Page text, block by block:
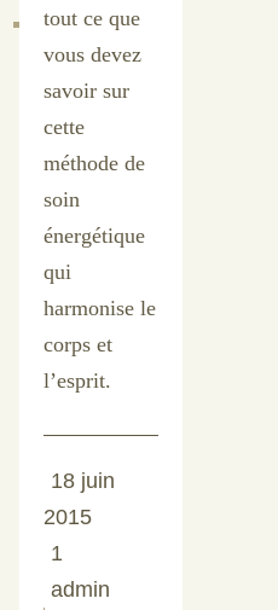
tout ce que
vous devez
savoir sur
cette
méthode de
soin
énergétique
qui
harmonise le
corps et
l’esprit.
18 juin
2015
1
admin